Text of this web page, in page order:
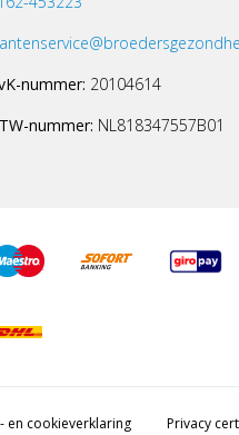
nummer: 20104614
nummer: NL818347557B01
en cookieverklaring Privacy